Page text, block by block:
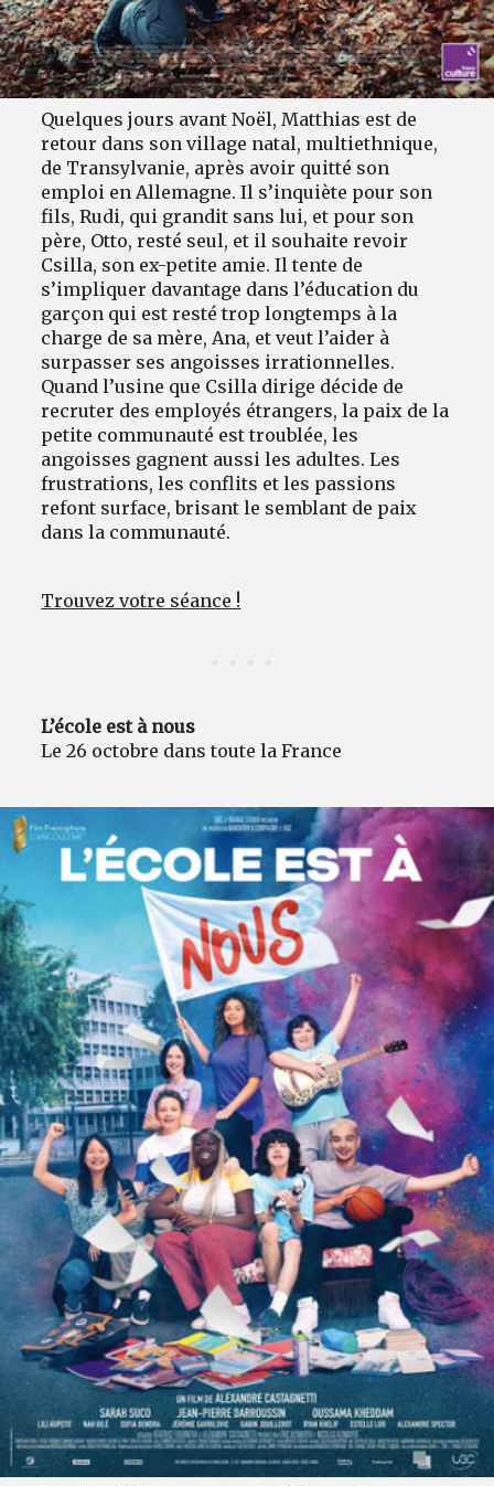
Quelques jours avant Noël, Matthias est de
retour dans son village natal, multiethnique,
de Transylvanie, après avoir quitté son
emploi en Allemagne. Il s’inquiète pour son
fils, Rudi, qui grandit sans lui, et pour son
père, Otto, resté seul, et il souhaite revoir
Csilla, son ex-petite amie. Il tente de
s’impliquer davantage dans l’éducation du
garçon qui est resté trop longtemps à la
charge de sa mère, Ana, et veut l’aider à
surpasser ses angoisses irrationnelles.
Quand l’usine que Csilla dirige décide de
recruter des employés étrangers, la paix de la
petite communauté est troublée, les
angoisses gagnent aussi les adultes. Les
frustrations, les conflits et les passions
refont surface, brisant le semblant de paix
dans la communauté.
Trouvez votre séance !
L’école est à nous
Le 26 octobre dans toute la France